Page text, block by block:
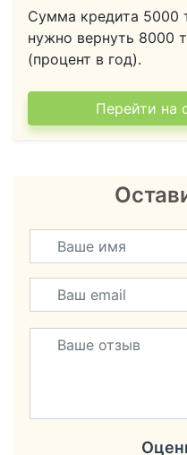
Сумма кредита 5000
нужно вернуть 8000
(процент в год).
Перейти на